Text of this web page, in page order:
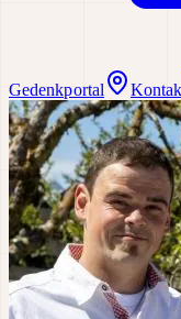
Gedenkportal